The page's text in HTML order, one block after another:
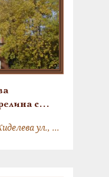
с
г.Иваново, Громобоя ул., Жиделева ул., Шестернина ул.